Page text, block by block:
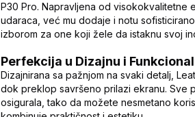
P30 Pro. Napravljena od
udaraca, već mu dodaje i notu
izborom za one koji žele da istaknu svoj
Perfekcija u Dizajnu i
Dizajnirana sa pažnjom na svaki detalj,
dok preklop savršeno prilazi ekranu. Sve
osigurala, tako da možete nesmetano